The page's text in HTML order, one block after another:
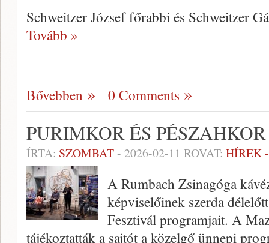
Schweitzer József főrabbi és Schweitzer
Tovább »
Bővebben 0 Comments
PURIMKOR ÉS
ÍRTA: SZOMBAT- 2026-02-11 ROVAT: HÍREK
A Rumbach Zsinagóga
képviselőinek szerda
Fesztivál programjait. A
tájékoztatták a sajtót a közelgő ünnepi